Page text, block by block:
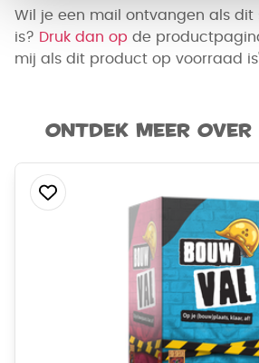
Wil je een mail ontvangen als dit
is? Druk dan op de
mij als dit product op voorraad is'.
Ontdek meer